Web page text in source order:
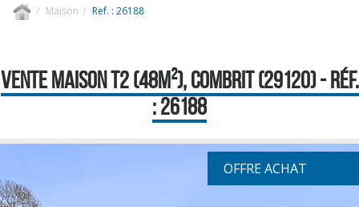
Maison Ref. : 26188
VENTE MAISON T2 (48M²), COMBRIT (29120) - RÉF.
: 26188
OFFRE ACHAT